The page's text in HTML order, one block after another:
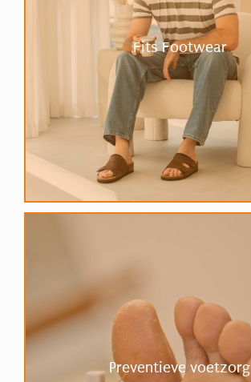
Fits Footwear
Preventieve voetzorg